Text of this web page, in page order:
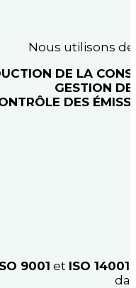
Nous utilisons
DE LA
GESTION
DES
9001 et ISO 14001